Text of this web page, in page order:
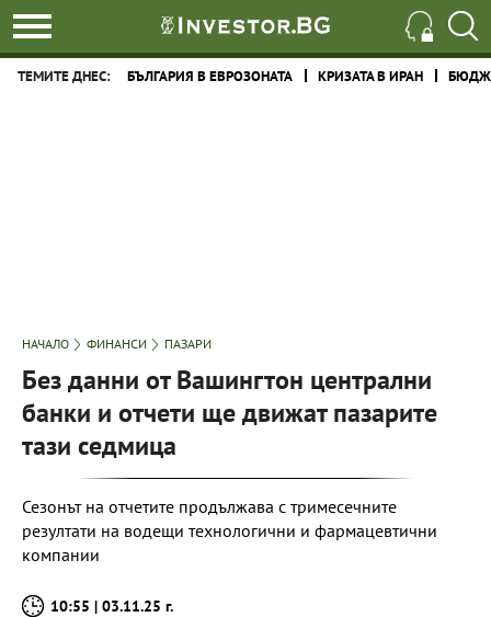
ТЕМИТЕ ДНЕС: БЪЛГАРИЯ В ЕВРОЗОНАТА КРИЗАТА В ИРАН
НАЧАЛО ФИНАНСИ ПАЗАРИ
Без данни от Вашингтон централни
банки и отчети ще движат пазарите
тази седмица
Сезонът на отчетите продължава с тримесечните
резултати на водещи технологични и фармацевтични
компании
10:55 | 03.11.25 г.